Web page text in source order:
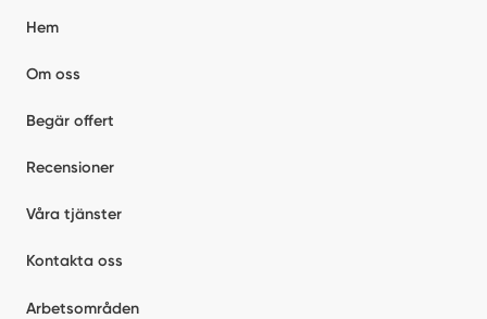
Hem
Om oss
Begär offert
Recensioner
Våra tjänster
Kontakta oss
Arbetsområden